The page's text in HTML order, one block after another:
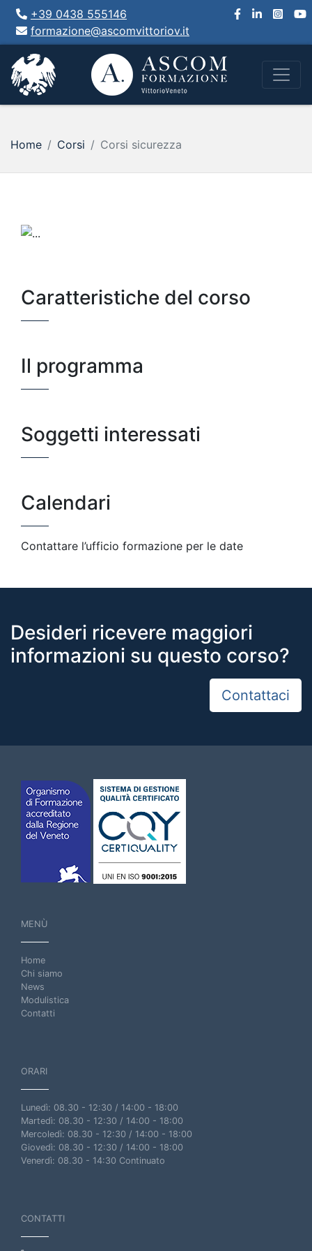
+39 0438 555146
formazione@ascomvittoriov.it
Home Corsi Corsi sicurezza
Caratteristiche del corso
Il programma
Soggetti interessati
Calendari
Contattare l’ufficio formazione per le date
Desideri ricevere maggiori
informazioni su questo corso?
Contattaci
MENÙ
Home
Chi siamo
News
Modulistica
Contatti
ORARI
Lunedì: 08.30 - 12:30 / 14:00 - 18:00
Martedì: 08.30 - 12:30 / 14:00 - 18:00
Mercoledì: 08.30 - 12:30 / 14:00 - 18:00
Giovedì: 08.30 - 12:30 / 14:00 - 18:00
Venerdì: 08.30 - 14:30 Continuato
CONTATTI